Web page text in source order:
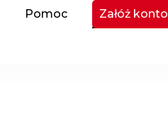
Pomoc Załóż konto